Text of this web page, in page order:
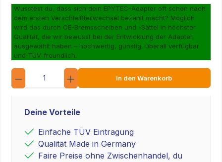
Wusstest du, dass sich dein EPYTEC-Adapter oft schon nach
dem ersten Verschleißteilwechsel bezahlt macht? Möglich
wird das durch OE-Bremsscheiben und -Sättel in höchster
Qualität, die wir bewusst bei der Entwicklung der Adapter
ausgewählt haben – hochwertig, günstig, überall verfügbar
und TÜV-freundlich.
Anzahl
In den Warenkorb
Deine Vorteile
Einfache TÜV Eintragung
Qualität Made in Germany
Faire Preise ohne Zwischenhandel, du